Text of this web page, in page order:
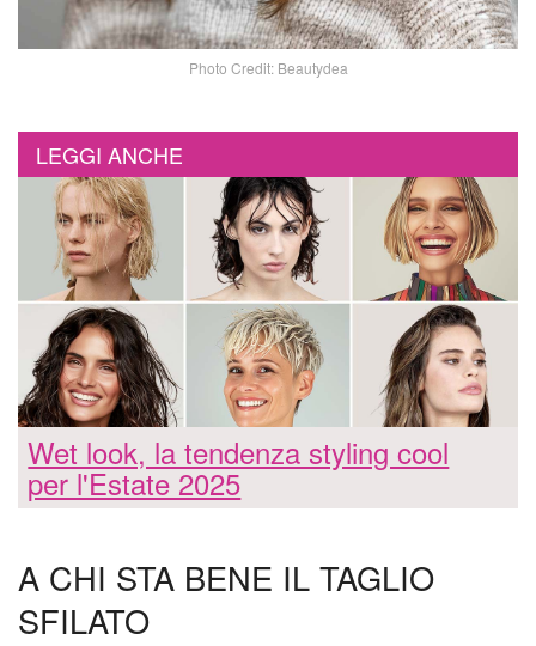
Photo Credit: Beautydea
LEGGI ANCHE
Wet look, la tendenza styling cool
per l'Estate 2025
A CHI STA BENE IL TAGLIO
SFILATO